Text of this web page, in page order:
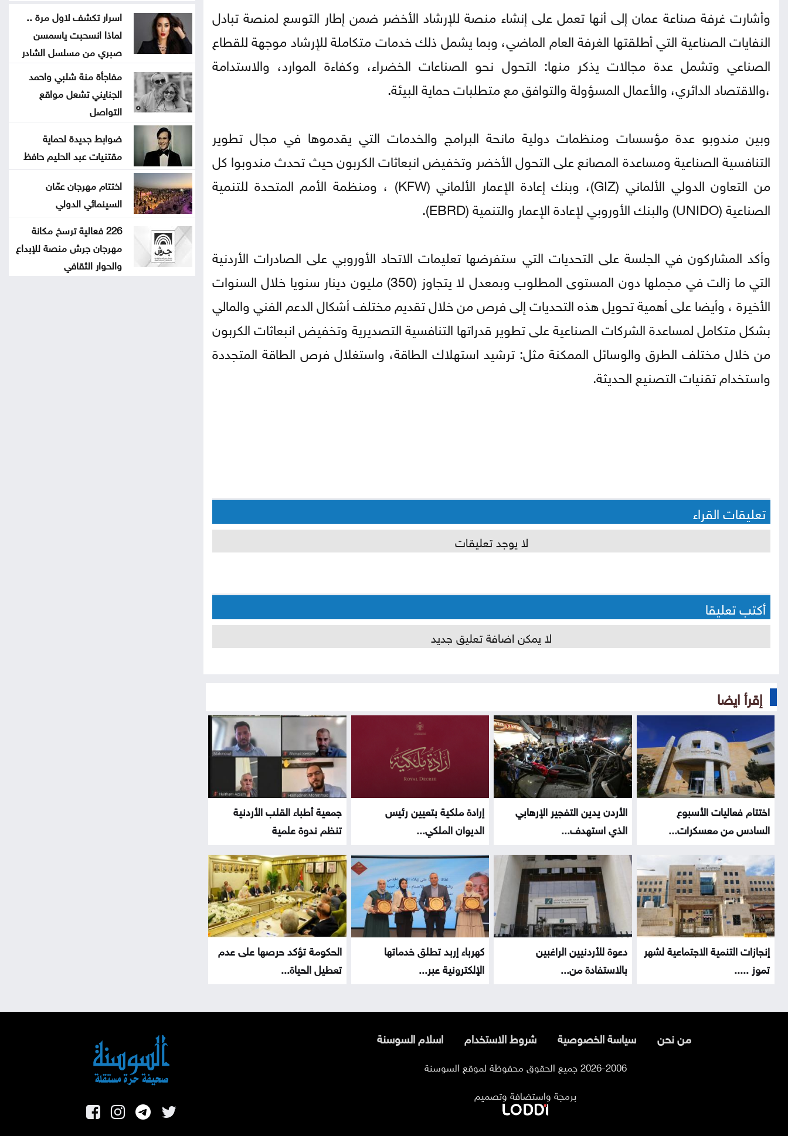
وأشارت غرفة صناعة عمان إلى أنها تعمل على إنشاء منصة للإرشاد الأخضر ضمن إطار التوسع لمنصة تبادل
النفايات الصناعية التي أطلقتها الغرفة العام الماضي، وبما يشمل ذلك خدمات متكاملة للإرشاد موجهة للقطاع
الصناعي وتشمل عدة مجالات يذكر منها: التحول نحو الصناعات الخضراء، وكفاءة الموارد، والاستدامة
،والاقتصاد الدائري، والأعمال المسؤولة والتوافق مع متطلبات حماية البيئة.
وبين مندوبو عدة مؤسسات ومنظمات دولية مانحة البرامج والخدمات التي يقدموها في مجال تطوير
التنافسية الصناعية ومساعدة المصانع على التحول الأخضر وتخفيض انبعاثات الكربون حيث تحدث مندوبوا كل
من التعاون الدولي الألماني (GIZ)، وبنك إعادة الإعمار الألماني (KFW) ، ومنظمة الأمم المتحدة للتنمية
الصناعية (UNIDO) والبنك الأوروبي لإعادة الإعمار والتنمية (EBRD).
وأكد المشاركون في الجلسة على التحديات التي ستفرضها تعليمات الاتحاد الأوروبي على الصادرات الأردنية
التي ما زالت في مجملها دون المستوى المطلوب وبمعدل لا يتجاوز (350) مليون دينار سنويا خلال السنوات
الأخيرة ، وأيضا على أهمية تحويل هذه التحديات إلى فرص من خلال تقديم مختلف أشكال الدعم الفني والمالي
بشكل متكامل لمساعدة الشركات الصناعية على تطوير قدراتها التنافسية التصديرية وتخفيض انبعاثات الكربون
من خلال مختلف الطرق والوسائل الممكنة مثل: ترشيد استهلاك الطاقة، واستغلال فرص الطاقة المتجددة
واستخدام تقنيات التصنيع الحديثة.
تعليقات القراء
لا يوجد تعليقات
أكتب تعليقا
لا يمكن اضافة تعليق جديد
إقرأ ايضا
اختتام فعاليات الأسبوع
السادس من معسكرات...
الأردن يدين التفجير الإرهابي
الذي استهدف...
إرادة ملكية بتعيين رئيس
الديوان الملكي...
جمعية أطباء القلب الأردنية
تنظم ندوة علمية
إنجازات التنمية الاجتماعية لشهر
تموز .....
دعوة للأردنيين الراغبين
بالاستفادة من...
كهرباء إربد تطلق خدماتها
الإلكترونية عبر...
الحكومة تؤكد حرصها على عدم
تعطيل الحياة...
اسرار تكشف لاول مرة ..
لماذا انسحبت ياسمسن
صبري من مسلسل الشادر
مفاجأة منة شلبي واحمد
الجنايني تشعل مواقع
التواصل
ضوابط جديدة لحماية
مقتنيات عبد الحليم حافظ
اختتام مهرجان عمّان
السينمائي الدولي
226 فعالية ترسخ مكانة
مهرجان جرش منصة للإبداع
والحوار الثقافي
من نحن سياسة الخصوصية شروط الاستخدام اسلام السوسنة
2026-2006 جميع الحقوق محفوظة لموقع السوسنة
برمجة واستضافة وتصميم